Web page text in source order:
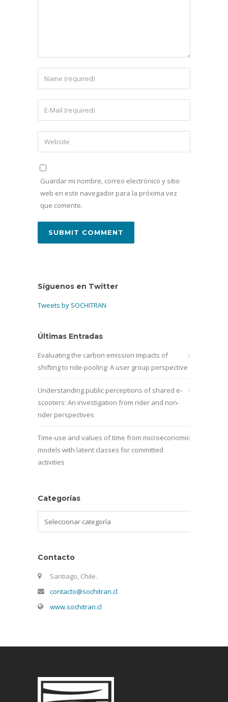
Guardar mi nombre, correo electrónico y sitio
web en este navegador para la próxima vez
que comente.
Síguenos en Twitter
Tweets by SOCHITRAN
Últimas Entradas
Evaluating the carbon emission impacts of
shifting to ride-pooling: A user group perspective
Understanding public perceptions of shared e-
scooters: An investigation from rider and non-
rider perspectives
Time-use and values of time from microeconomic
models with latent classes for committed
activities
Categorías
Contacto
Santiago, Chile.
contacto@sochitran.cl
www.sochitran.cl